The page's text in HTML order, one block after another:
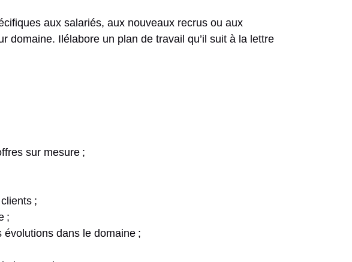
aux salariés, aux nouveaux recrus ou aux
domaine. Ilélabore un plan de travail qu’il suit à la lettre
sur mesure ;
;
;
dans le domaine ;